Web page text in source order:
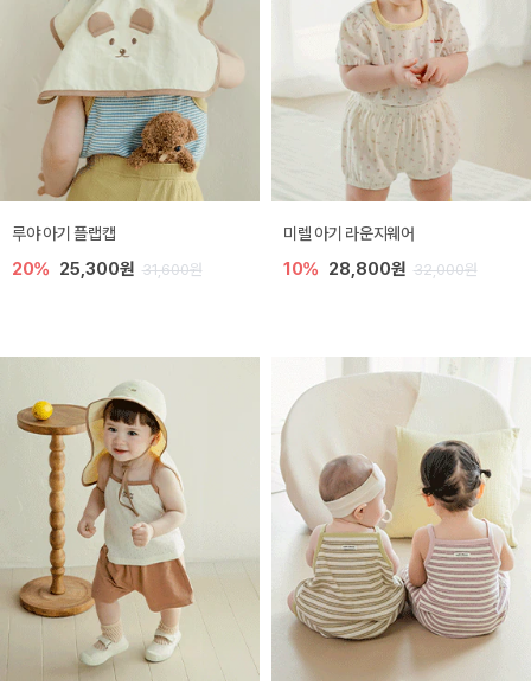
루야 아기 플랩캡
20% 25,300원 31,600원
미렐 아기 라운지웨어
10% 28,800원 32,000원